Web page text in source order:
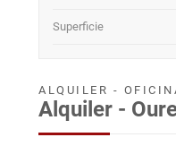
ALQUILER -
Alquiler -
Superficie